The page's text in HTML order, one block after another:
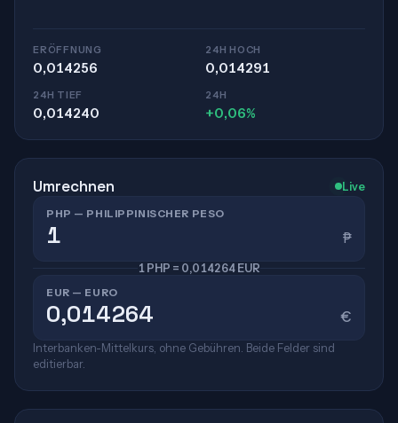
ERÖFFNUNG
0,014256
24H HOCH
0,014291
24H TIEF
0,014240
24H
+0,06%
Umrechnen Live
PHP — PHILIPPINISCHER PESO
₱
1 PHP = 0,014264 EUR
EUR — EURO
€
Interbanken-Mittelkurs, ohne Gebühren. Beide Felder sind
editierbar.